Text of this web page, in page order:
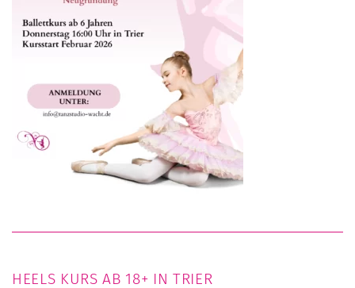
HEELS KURS AB 18+ IN TRIER